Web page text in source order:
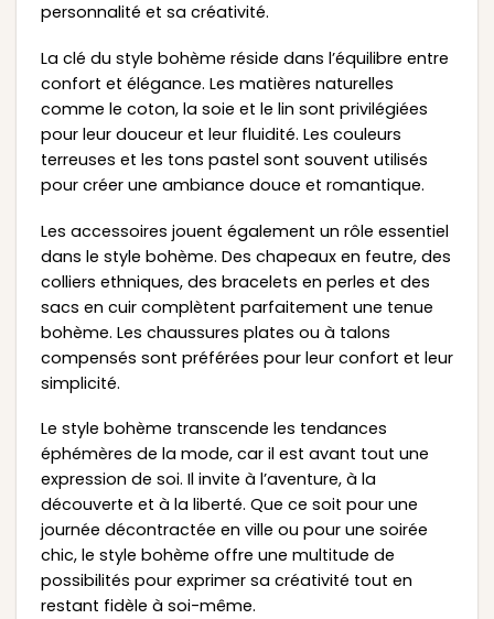
personnalité et sa créativité.
La clé du style bohème réside dans l’équilibre entre
confort et élégance. Les matières naturelles
comme le coton, la soie et le lin sont privilégiées
pour leur douceur et leur fluidité. Les couleurs
terreuses et les tons pastel sont souvent utilisés
pour créer une ambiance douce et romantique.
Les accessoires jouent également un rôle essentiel
dans le style bohème. Des chapeaux en feutre, des
colliers ethniques, des bracelets en perles et des
sacs en cuir complètent parfaitement une tenue
bohème. Les chaussures plates ou à talons
compensés sont préférées pour leur confort et leur
simplicité.
Le style bohème transcende les tendances
éphémères de la mode, car il est avant tout une
expression de soi. Il invite à l’aventure, à la
découverte et à la liberté. Que ce soit pour une
journée décontractée en ville ou pour une soirée
chic, le style bohème offre une multitude de
possibilités pour exprimer sa créativité tout en
restant fidèle à soi-même.